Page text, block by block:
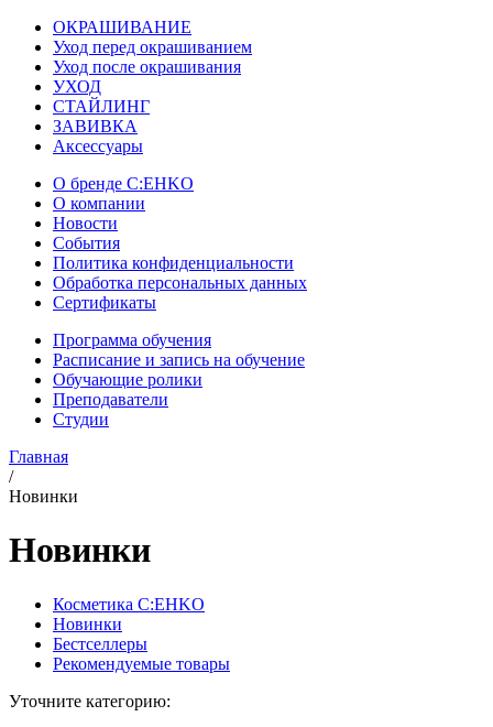
ОКРАШИВАНИЕ
Уход перед окрашиванием
Уход после окрашивания
УХОД
СТАЙЛИНГ
ЗАВИВКА
Аксессуары
О бренде C:EHKO
О компании
Новости
События
Политика конфиденциальности
Обработка персональных данных
Сертификаты
Программа обучения
Расписание и запись на обучение
Обучающие ролики
Преподаватели
Студии
Главная
/
Новинки
Новинки
Косметика C:EHKO
Новинки
Бестселлеры
Рекомендуемые товары
Уточните категорию: